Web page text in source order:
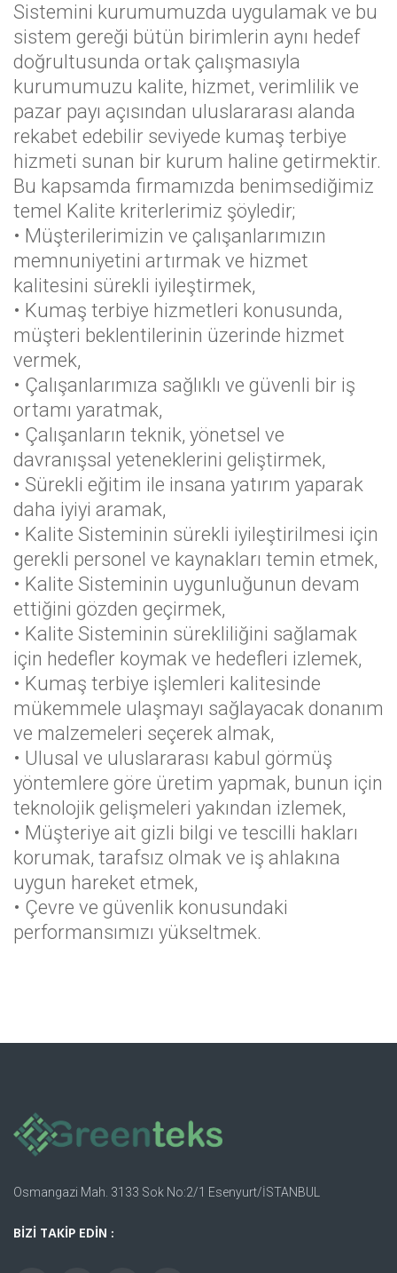
Sistemini kurumumuzda uygulamak ve bu
sistem gereği bütün birimlerin aynı hedef
doğrultusunda ortak çalışmasıyla
kurumumuzu kalite, hizmet, verimlilik ve
pazar payı açısından uluslararası alanda
rekabet edebilir seviyede kumaş terbiye
hizmeti sunan bir kurum haline getirmektir.
Bu kapsamda firmamızda benimsediğimiz
temel Kalite kriterlerimiz şöyledir;
• Müşterilerimizin ve çalışanlarımızın
memnuniyetini artırmak ve hizmet
kalitesini sürekli iyileştirmek,
• Kumaş terbiye hizmetleri konusunda,
müşteri beklentilerinin üzerinde hizmet
vermek,
• Çalışanlarımıza sağlıklı ve güvenli bir iş
ortamı yaratmak,
• Çalışanların teknik, yönetsel ve
davranışsal yeteneklerini geliştirmek,
• Sürekli eğitim ile insana yatırım yaparak
daha iyiyi aramak,
• Kalite Sisteminin sürekli iyileştirilmesi için
gerekli personel ve kaynakları temin etmek,
• Kalite Sisteminin uygunluğunun devam
ettiğini gözden geçirmek,
• Kalite Sisteminin sürekliliğini sağlamak
için hedefler koymak ve hedefleri izlemek,
• Kumaş terbiye işlemleri kalitesinde
mükemmele ulaşmayı sağlayacak donanım
ve malzemeleri seçerek almak,
• Ulusal ve uluslararası kabul görmüş
yöntemlere göre üretim yapmak, bunun için
teknolojik gelişmeleri yakından izlemek,
• Müşteriye ait gizli bilgi ve tescilli hakları
korumak, tarafsız olmak ve iş ahlakına
uygun hareket etmek,
• Çevre ve güvenlik konusundaki
performansımızı yükseltmek.
Osmangazi Mah. 3133 Sok No:2/1 Esenyurt/İSTANBUL
BİZİ TAKİP EDİN :